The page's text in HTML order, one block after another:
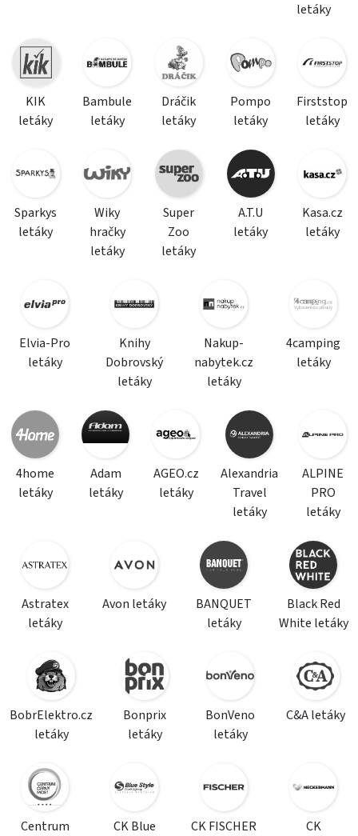
letáky
KIK
letáky
Bambule
letáky
Dráčik
letáky
Pompo
letáky
Firststop
letáky
Sparkys
letáky
Wiky
hračky
letáky
Super
Zoo
letáky
A.T.U
letáky
Kasa.cz
letáky
Elvia-Pro
letáky
Knihy
Dobrovský
letáky
Nakup-
nabytek.cz
letáky
4camping
letáky
4home
letáky
Adam
letáky
AGEO.cz
letáky
Alexandria
Travel
letáky
ALPINE
PRO
letáky
Astratex
letáky
Avon letáky
BANQUET
letáky
Black Red
White letáky
BobrElektro.cz
letáky
Bonprix
letáky
BonVeno
letáky
C&A letáky
Centrum CK Blue CK FISCHER CK